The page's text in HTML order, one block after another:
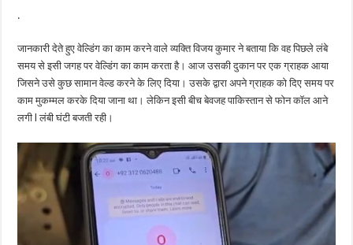
.
जानकारी देते हुए वेल्डिंग का काम करने वाले व्यक्ति विजय कुमार ने बताया कि वह पिछले लंबे
समय से इसी जगह पर वेल्डिंग का काम करता है। आज उसकी दुकान पर एक ग्राहक आया
जिसने उसे कुछ सामान वेल्ड करने के लिए दिया। उसके द्वारा अपने ग्राहक को दिए समय पर
काम मुकम्मल करके दिया जाना था। लेकिन इसी बीच बेवजह पाकिस्तान से फोन कॉल आने
लगी l लंबी घंटी बजती रही।